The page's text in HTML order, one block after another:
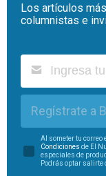
Los artículos
columnistas e
Regístrate a
Al someter tu correo
Condiciones de El
especiales de
Podrás optar salirte